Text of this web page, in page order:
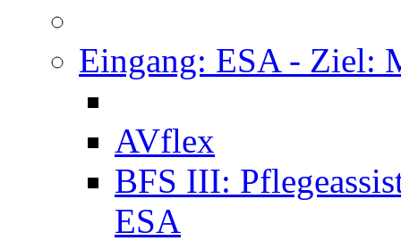
Eingang: ESA - Ziel:
AVflex
BFS III:
ESA